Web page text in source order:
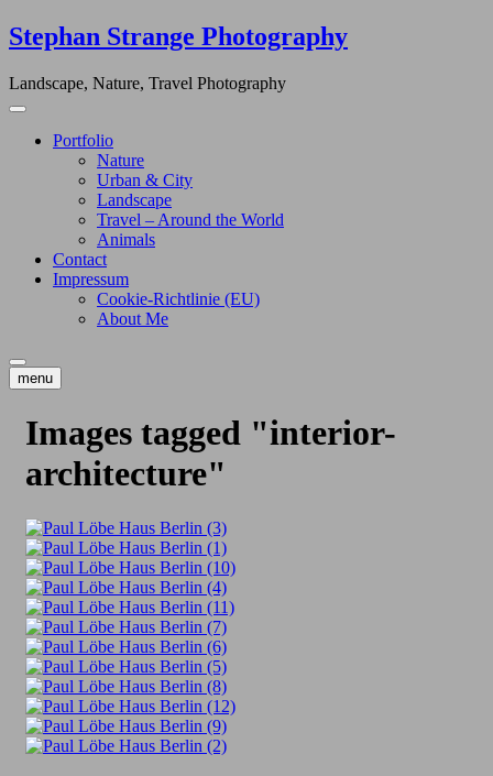
Skip
to
Stephan Strange Photography
Landscape, Nature, Travel Photography
Portfolio
Nature
Urban & City
Landscape
Travel – Around the World
Animals
Contact
Impressum
Cookie-Richtlinie (EU)
About Me
menu
Images tagged "interior-
architecture"